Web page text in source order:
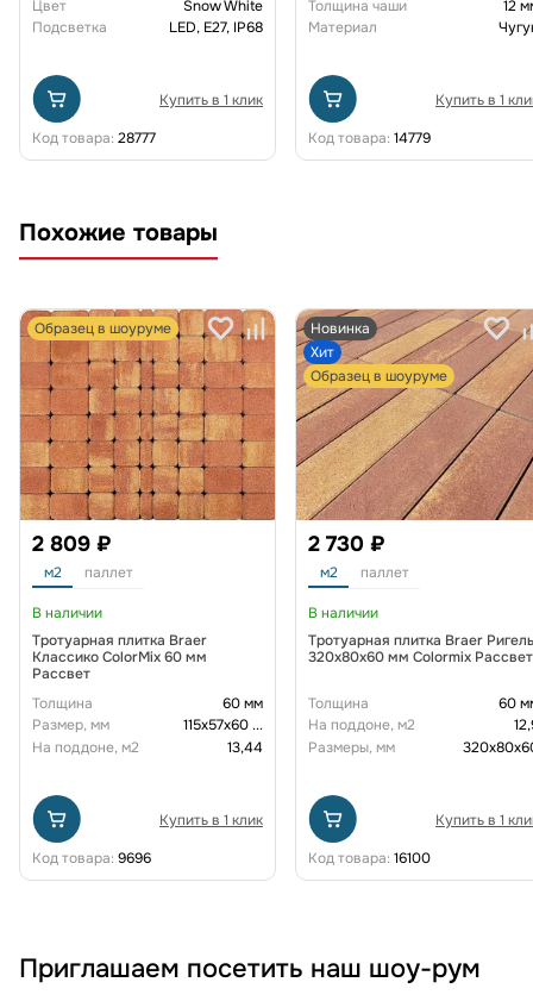
Цвет
Snow White
Подсветка
LED, E27, IP68
Купить в 1 клик
Код товара: 28777
Толщина чаши
12
Материал
Купить в 1
Код товара: 14779
Похожие товары
Образец в шоуруме
2 809 ₽
м2 паллет
В наличии
Тротуарная плитка Braer
Классико ColorMix 60 мм
Рассвет
Толщина
60 мм
Размер, мм
115х57х60...
На поддоне, м2
13,44
Купить в 1 клик
Код товара: 9696
Новинка
Хит
Образец в шоуруме
2 730 ₽
м2 паллет
В наличии
Тротуарная плитка Braer Ригель
320x80x60 мм Colormix Рассвет
Толщина
60
На поддоне, м2
Размеры, мм
Купить в 1
Код товара: 16100
Приглашаем посетить наш шоу-рум